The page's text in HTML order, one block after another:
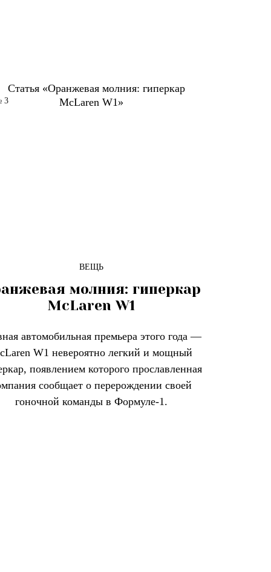
3
ВЕЩЬ
молния: гиперкар
McLaren W1
автомобильная премьера этого года —
W1 невероятно легкий и мощный
появлением которого прославленная
сообщает о перерождении своей
гоночной команды в Формуле-1.